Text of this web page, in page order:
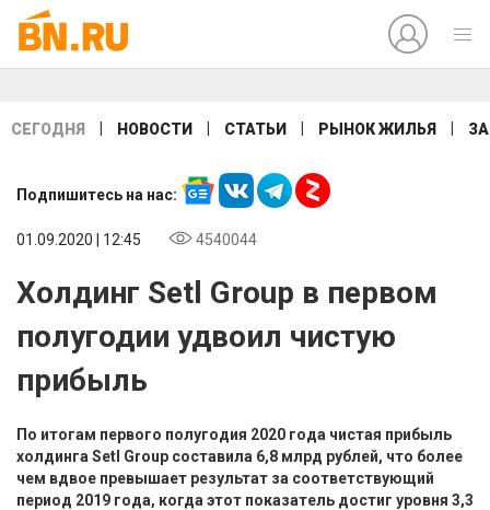
СЕГОДНЯ НОВОСТИ СТАТЬИ РЫНОК ЖИЛЬЯ
Подпишитесь на нас:
01.09.2020 | 12:45 4540044
Холдинг Setl Group в первом
полугодии удвоил чистую
прибыль
По итогам первого полугодия 2020 года чистая прибыль
холдинга Setl Group составила 6,8 млрд рублей, что более
чем вдвое превышает результат за соответствующий
период 2019 года, когда этот показатель достиг уровня 3,3